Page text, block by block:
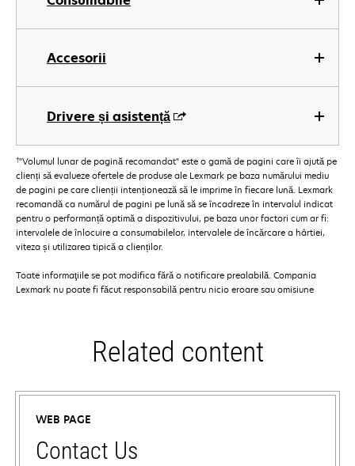
Accesorii
Drivere și asistență
†"Volumul lunar de pagină recomandat" este o gamă de pagini care îi ajută pe
clienți să evalueze ofertele de produse ale Lexmark pe baza numărului mediu
de pagini pe care clienții intenționează să le imprime în fiecare lună. Lexmark
recomandă ca numărul de pagini pe lună să se încadreze în intervalul indicat
pentru o performanță optimă a dispozitivului, pe baza unor factori cum ar fi:
intervalele de înlocuire a consumabilelor, intervalele de încărcare a hârtiei,
viteza și utilizarea tipică a clienților.
Toate informaţiile se pot modifica fără o notificare prealabilă. Compania
Lexmark nu poate fi făcut responsabilă pentru nicio eroare sau omisiune
Related content
WEB PAGE
Contact Us